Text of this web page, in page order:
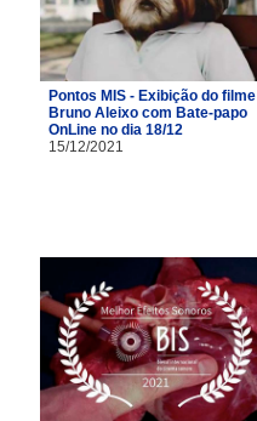
Pontos MIS - Exibição do filme
Bruno Aleixo com Bate-papo
OnLine no dia 18/12
15/12/2021